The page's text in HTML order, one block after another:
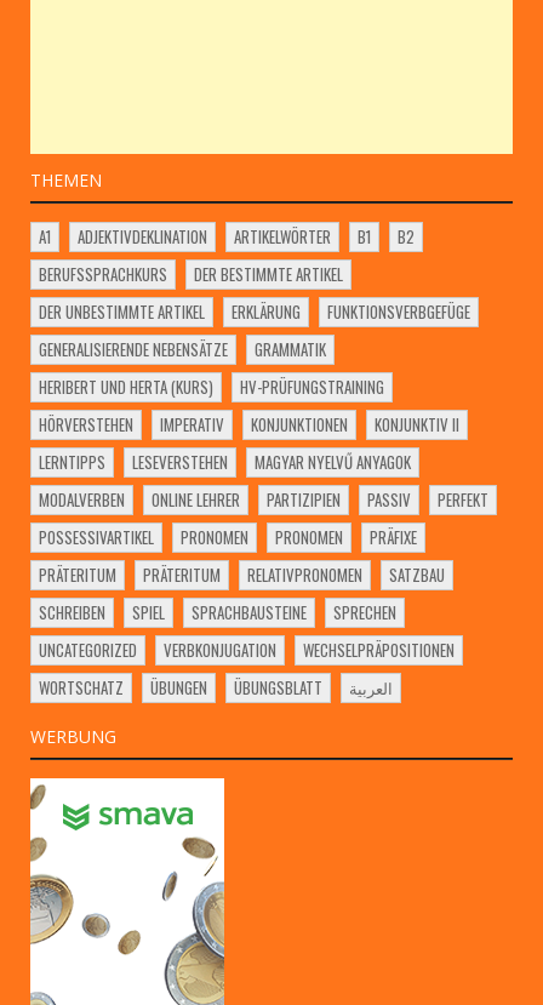
THEMEN
A1 ADJEKTIVDEKLINATION ARTIKELWÖRTER B1
B2
BERUFSSPRACHKURS
DER BESTIMMTE ARTIKEL
DER UNBESTIMMTE ARTIKEL
ERKLÄRUNG
FUNKTIONSVERBGEFÜGE
GENERALISIERENDE NEBENSÄTZE
GRAMMATIK
HERIBERT UND HERTA (KURS)
HV-PRÜFUNGSTRAINING
HÖRVERSTEHEN
IMPERATIV KONJUNKTIONEN
KONJUNKTIV II
LERNTIPPS
LESEVERSTEHEN
MAGYAR NYELVŰ ANYAGOK
MODALVERBEN
ONLINE LEHRER PARTIZIPIEN PASSIV
PERFEKT
POSSESSIVARTIKEL
PRONOMEN PRONOMEN
PRÄFIXE
PRÄTERITUM
PRÄTERITUM RELATIVPRONOMEN
SATZBAU
SCHREIBEN
SPIEL SPRACHBAUSTEINE
SPRECHEN
UNCATEGORIZED
VERBKONJUGATION
WECHSELPRÄPOSITIONEN
WORTSCHATZ
ÜBUNGEN ÜBUNGSBLATT العربية
WERBUNG